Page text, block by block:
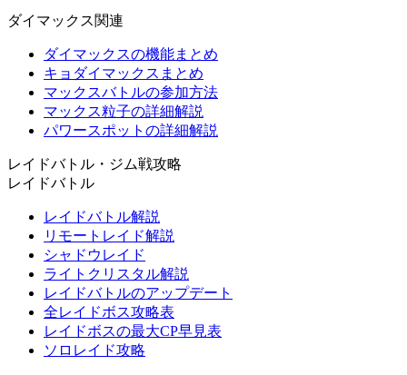
ダイマックス関連
ダイマックスの機能まとめ
キョダイマックスまとめ
マックスバトルの参加方法
マックス粒子の詳細解説
パワースポットの詳細解説
レイドバトル・ジム戦攻略
レイドバトル
レイドバトル解説
リモートレイド解説
シャドウレイド
ライトクリスタル解説
レイドバトルのアップデート
全レイドボス攻略表
レイドボスの最大CP早見表
ソロレイド攻略